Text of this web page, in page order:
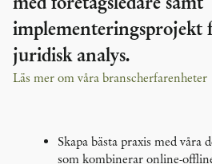
implementeringsprojekt
juridisk analys.
Läs mer om våra branscherfarenheter
Skapa bästa praxis med våra
som kombinerar online-